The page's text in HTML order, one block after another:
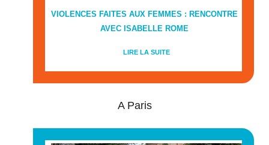
VIOLENCES FAITES AUX FEMMES : RENCONTRE
AVEC ISABELLE ROME
LIRE LA SUITE
A Paris